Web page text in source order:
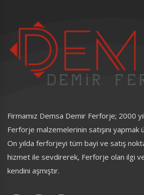
Firmamız Demsa Demir Ferforje; 2000
Ferforje malzemelerinin satışını
On yılda ferforjeyi tüm bayi ve satış
hizmet ile sevdirerek, Ferforje olan ilgi
kendini aşmıştır.